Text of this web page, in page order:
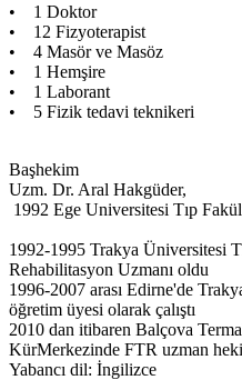
• 1 Doktor
• 12 Fizyoterapist
• 4 Masör ve Masöz
• 1 Hemşire
• 1 Laborant
• 5 Fizik tedavi teknikeri
Başhekim
Uzm. Dr. Aral Hakgüder,
1992 Ege Universitesi Tıp
1992-1995 Trakya Üniversitesi
Rehabilitasyon Uzmanı oldu
1996-2007 arası Edirne'de
öğretim üyesi olarak çalıştı
2010 dan itibaren Balçova
KürMerkezinde FTR uzman
Yabancı dil: İngilizce